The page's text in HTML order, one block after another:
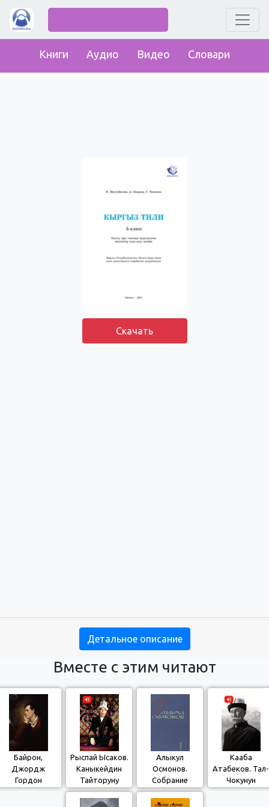
Книги Аудио Видео Словари
Скачать
Детальное описание
Вместе с этим читают
Байрон,
Джордж
Гордон
Рыспай Ысаков.
Каныкейдин
Тайторуну
чабышы
Алыкул
Осмонов.
Собрание
произведений.
1964 г. Том
Кааба
Атабеков. Тал-
Чокунун
көрүнүшү